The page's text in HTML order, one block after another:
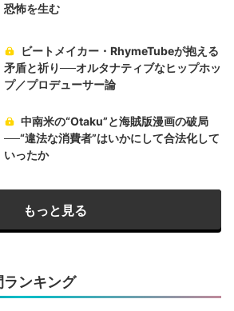
恐怖を生む
ビートメイカー・RhymeTubeが抱える
矛盾と祈り──オルタナティブなヒップホッ
プ／プロデューサー論
中南米の“Otaku”と海賊版漫画の破局
──“違法な消費者”はいかにして合法化して
いったか
もっと見る
ンキング